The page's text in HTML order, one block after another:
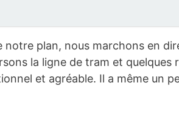
plan, nous marchons en
la ligne de tram et quelques
et agréable. Il a même un